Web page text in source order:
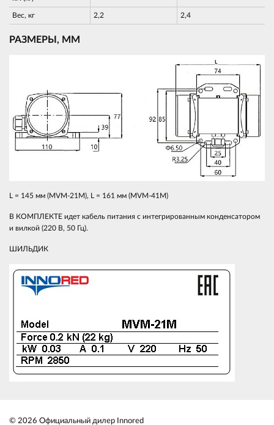
Вес, кг 2,2 2,4
РАЗМЕРЫ, ММ
L = 145 мм (MVM-21M), L = 161 мм (MVM-41M)
В КОМПЛЕКТЕ идет кабель питания с интегрированным конденсатором
и вилкой (220 В, 50 Гц).
ШИЛЬДИК
© 2026 Официальный дилер Innored